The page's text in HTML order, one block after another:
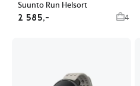
Suunto Run Helsort
2 585,- 4